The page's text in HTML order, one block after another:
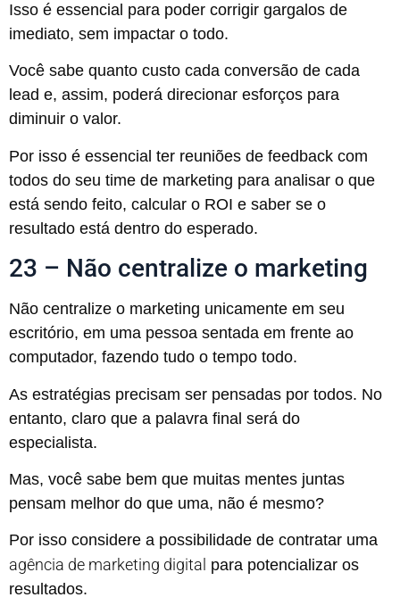
Isso é essencial para poder corrigir gargalos de
imediato, sem impactar o todo.
Você sabe quanto custo cada conversão de cada
lead e, assim, poderá direcionar esforços para
diminuir o valor.
Por isso é essencial ter reuniões de feedback com
todos do seu time de marketing para analisar o que
está sendo feito, calcular o ROI e saber se o
resultado está dentro do esperado.
23 – Não centralize o marketing
Não centralize o marketing unicamente em seu
escritório, em uma pessoa sentada em frente ao
computador, fazendo tudo o tempo todo.
As estratégias precisam ser pensadas por todos. No
entanto, claro que a palavra final será do
especialista.
Mas, você sabe bem que muitas mentes juntas
pensam melhor do que uma, não é mesmo?
Por isso considere a possibilidade de contratar uma
agência de marketing digital para potencializar os
resultados.